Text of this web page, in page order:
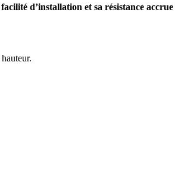
facilité d’installation et sa résistance accrue